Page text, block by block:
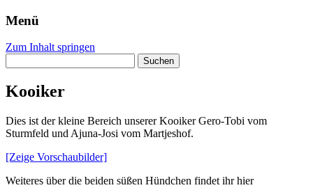
Menü
Zum Inhalt springen
nach:
Kooiker
Dies ist der kleine Bereich unserer Kooiker Gero-Tobi vom
Sturmfeld und Ajuna-Josi vom Martjeshof.
[Zeige Vorschaubilder]
Weiteres über die beiden süßen Hündchen findet ihr hier